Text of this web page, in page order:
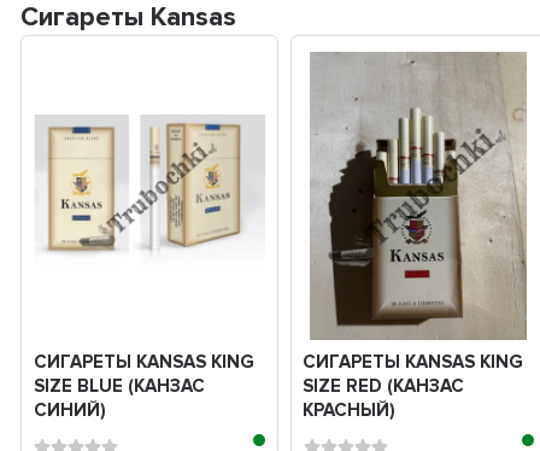
Сигареты Kansas
СИГАРЕТЫ KANSAS KING
SIZE BLUE (КАНЗАС
СИНИЙ)
СИГАРЕТЫ KANSAS KING
SIZE RED (КАНЗАС
КРАСНЫЙ)